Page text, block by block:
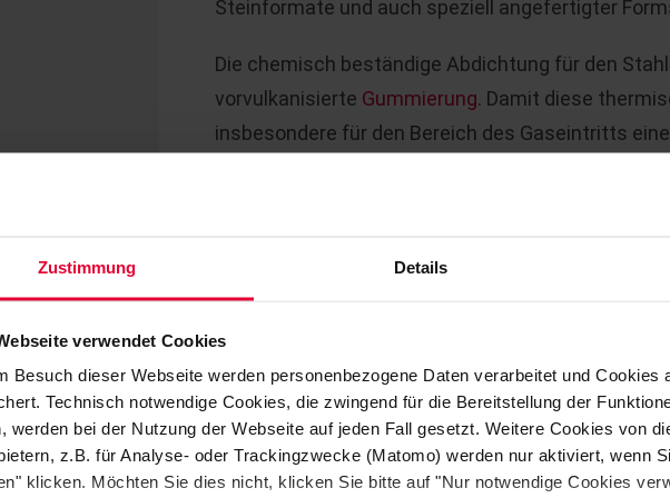
Zustimmung Details
verwendet Cookies
Besuch dieser Webseite werden personenbezogene Daten verarbeitet und Cookies
Technisch notwendige Cookies, die zwingend für die Bereitstellung der
werden bei der Nutzung der Webseite auf jeden Fall gesetzt. Weitere Cookies von
z.B. für Analyse- oder Trackingzwecke (Matomo) werden nur aktiviert, wenn
klicken. Möchten Sie dies nicht, klicken Sie bitte auf "Nur notwendige Cookies
Steinformate und auch speziell angefertigter
Die chemisch beständige Abdichtung für den
vorvulkanisierte Gummierung. Damit diese
insbesondere für den Bereich des Gaseintritts eine
Auf dieser Basis kann dann eine geeignete
Im Nassbereich liegt der Fokus auf einer
Schutzauskleidung.
Wegen der
verschiedene Steinqualitäten und Kitte in den
Einsatz.
Abhängig vom Prozess- und Sprühmedium